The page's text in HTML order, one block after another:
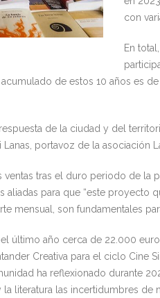
con
En
de estos 10 años es
de la ciudad y del
Lanas, portavoz de la
tras el duro periodo de la
aliadas para que “este
mensual, son fundamentales
último año cerca de 22.000
Creativa para el ciclo Cine
ha reflexionado durante
literatura las incertidumbres